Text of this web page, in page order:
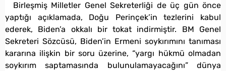
Birleşmiş Milletler Genel Sekreterliği de üç gün önce
yaptığı açıklamada, Doğu Perinçek’in tezlerini kabul
ederek, Biden’a okkalı bir tokat indirmiştir. BM Genel
Sekreteri Sözcüsü, Biden’in Ermeni soykırımını tanıması
kararına ilişkin bir soru üzerine, “yargı hükmü olmadan
soykırım saptamasında bulunulamayacağını” dünya